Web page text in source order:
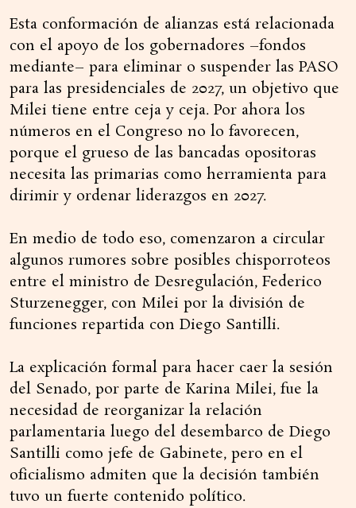
Esta conformación de alianzas está relacionada
con el apoyo de los gobernadores –fondos
mediante– para eliminar o suspender las PASO
para las presidenciales de 2027, un objetivo que
Milei tiene entre ceja y ceja. Por ahora los
números en el Congreso no lo favorecen,
porque el grueso de las bancadas opositoras
necesita las primarias como herramienta para
dirimir y ordenar liderazgos en 2027.
En medio de todo eso, comenzaron a circular
algunos rumores sobre posibles chisporroteos
entre el ministro de Desregulación, Federico
Sturzenegger, con Milei por la división de
funciones repartida con Diego Santilli.
La explicación formal para hacer caer la sesión
del Senado, por parte de Karina Milei, fue la
necesidad de reorganizar la relación
parlamentaria luego del desembarco de Diego
Santilli como jefe de Gabinete, pero en el
oficialismo admiten que la decisión también
tuvo un fuerte contenido político.